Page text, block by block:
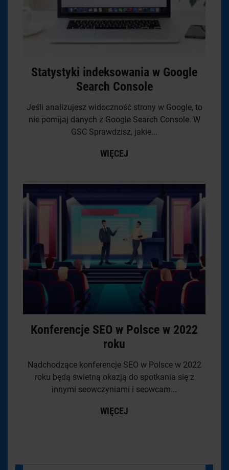
Statystyki indeksowania w Google
Search Console
Jeśli analizujesz widoczność strony w Google, to
nie pomijaj danych z Google Search Console. W
GSC Sprawdzisz, jakie...
WIĘCEJ
Konferencje SEO w Polsce w 2022
roku
Nadchodzące konferencje SEO w Polsce w 2022
roku będą świetną okazją do spotkania się z
innymi seowczyniami i seowcam...
WIĘCEJ